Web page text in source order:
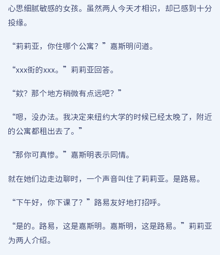
心思细腻敏感的女孩。虽然两人今天才相识，却已感到十分
投缘。
“莉莉亚，你住哪个公寓？”嘉斯明问道。
“xxx街的xxx。”莉莉亚回答。
“欸？那个地方稍微有点远吧？”
“嗯，没办法。我决定来纽约大学的时候已经太晚了，附近
的公寓都租出去了。”
“那你可真惨。”嘉斯明表示同情。
就在她们边走边聊时，一个声音叫住了莉莉亚。是路易。
“下午好，你下课了？”路易友好地打招呼。
“是的。路易，这是嘉斯明。嘉斯明，这是路易。”莉莉亚
为两人介绍。